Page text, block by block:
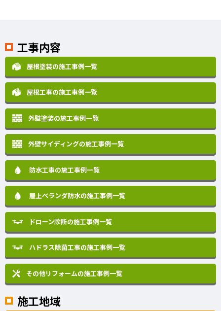
工事内容
屋根塗装の施工事例一覧
屋根工事の施工事例一覧
外壁塗装の施工事例一覧
外壁サイディングの施工事例一覧
防水工事の施工事例一覧
屋上ベランダ防水の施工事例一覧
ドローン診断の施工事例一覧
ハドラス除菌工事の施工事例一覧
その他リフォームの施工事例一覧
施工地域